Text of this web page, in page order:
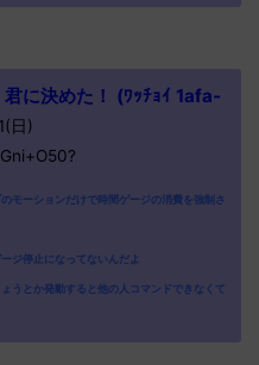
に決めた！ (ﾜｯﾁｮｲ 1afa-
日)
モーションだけで時間ゲージの消費を強制さ
ジ停止になってないんだよ
うとか発動すると他の人コマンドできなくて